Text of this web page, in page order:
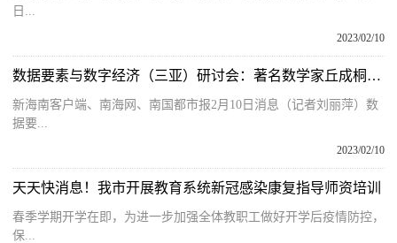
日...
2023/02/10
数据要素与数字经济（三亚）研讨会：著名数学家丘成桐等“大咖”论道海南新发展
新海南客户端、南海网、南国都市报2月10日消息（记者刘丽萍）数
据要...
2023/02/10
天天快消息！我市开展教育系统新冠感染康复指导师资培训
春季学期开学在即，为进一步加强全体教职工做好开学后疫情防控，
保...